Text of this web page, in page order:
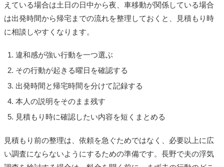
えている場合は土日の日中から夜、車移動が関係している場合
は出発時間から帰宅までの流れを整理しておくと、見積もり時
に相談しやすくなります。
違和感が強い行動を一つ選ぶ
その行動が起きる曜日を確認する
出発時間と帰宅時間を分けて記録する
本人の説明をそのまま残す
見積もり時に確認したい内容を短くまとめる
見積もり前の整理は、依頼を急ぐためではなく、必要以上に広
い調査にならないようにするための準備です。長野で夫の浮気